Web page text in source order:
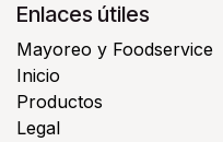
Enlaces útiles
Mayoreo y Foodservice
Inicio
Productos
Legal